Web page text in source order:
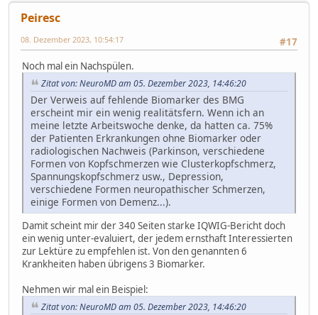
Peiresc
#17
08. Dezember 2023, 10:54:17
Noch mal ein Nachspülen.
Zitat von: NeuroMD am 05. Dezember 2023, 14:46:20
Der Verweis auf fehlende Biomarker des BMG
erscheint mir ein wenig realitätsfern. Wenn ich an
meine letzte Arbeitswoche denke, da hatten ca. 75%
der Patienten Erkrankungen ohne Biomarker oder
radiologischen Nachweis (Parkinson, verschiedene
Formen von Kopfschmerzen wie Clusterkopfschmerz,
Spannungskopfschmerz usw., Depression,
verschiedene Formen neuropathischer Schmerzen,
einige Formen von Demenz...).
Damit scheint mir der 340 Seiten starke IQWIG-Bericht doch
ein wenig unter-evaluiert, der jedem ernsthaft Interessierten
zur Lektüre zu empfehlen ist. Von den genannten 6
Krankheiten haben übrigens 3 Biomarker.
Nehmen wir mal ein Beispiel:
Zitat von: NeuroMD am 05. Dezember 2023, 14:46:20